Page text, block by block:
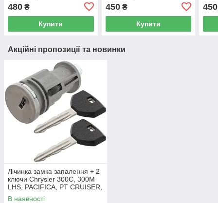
480 ₴
Купити
450₴
Купити
450
Акційні пропозиції та новинки
Лічинка замка запалення + 2
ключи Chrysler 300C, 300M
LHS, PACIFICA, PT CRUISER,
SEBRING 5003843AB
В наявності